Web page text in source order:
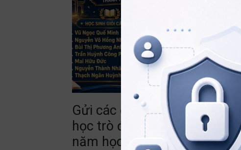
Gửi các em – những
học trò đã viết nên một
năm học đáng tự hào!